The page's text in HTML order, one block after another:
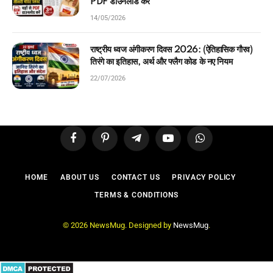
PDF डाउनलोड करें
14/05/2026
राष्ट्रीय ध्वज अंगीकरण दिवस 2026: (ऐतिहासिक गौरव)
तिरंगे का इतिहास, अर्थ और फ्लैग कोड के नए नियम
22/07/2026
FacebookPinterest TelegramYouTubeWhatsApp
HOME ABOUT US CONTACT US PRIVACY POLICY
TERMS & CONDITIONS
© 2026 NewsMug. Designed by NewsMug.